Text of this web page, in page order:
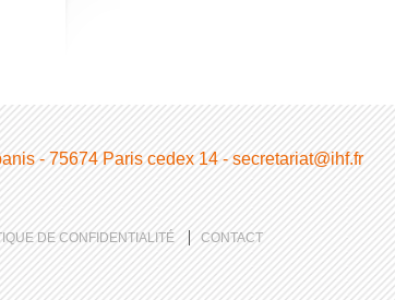
- 75674 Paris cedex 14 - secretariat@ihf.fr
DE CONFIDENTIALITÉ CONTACT